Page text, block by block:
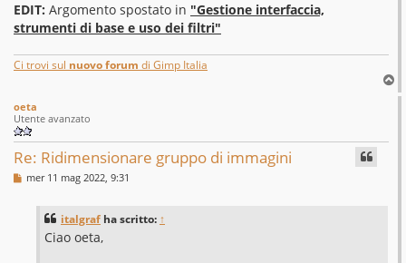
EDIT: Argomento spostato in "Gestione interfaccia,
strumenti di base e uso dei filtri"
Ci trovi sul nuovo forum di Gimp Italia
o
oeta
Utente avanzato
Re: Ridimensionare gruppo di immagini
M
mer 11 mag 2022, 9:31
italgraf ha scritto: ↑
Ciao oeta,